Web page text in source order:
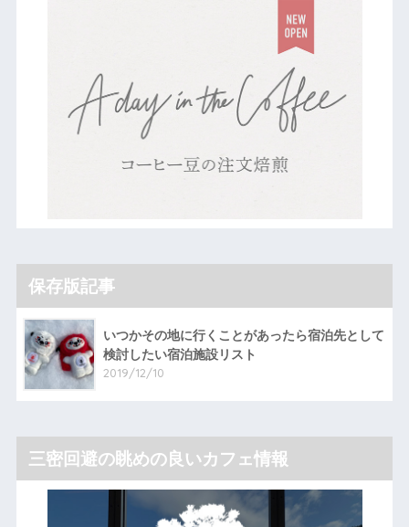
保存版記事
いつかその地に行くことがあったら宿泊先として
検討したい宿泊施設リスト
2019/12/10
三密回避の眺めの良いカフェ情報